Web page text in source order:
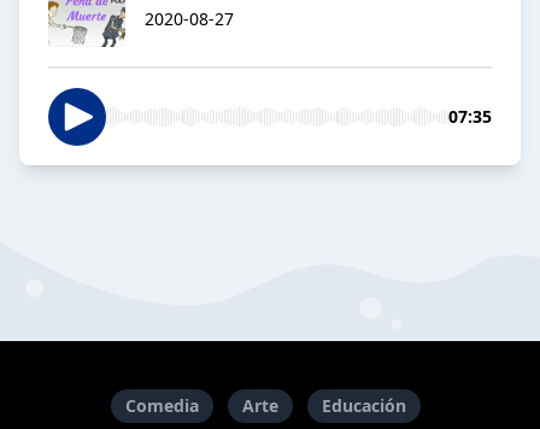
2020-08-27
07:35
Comedia Arte
Educación